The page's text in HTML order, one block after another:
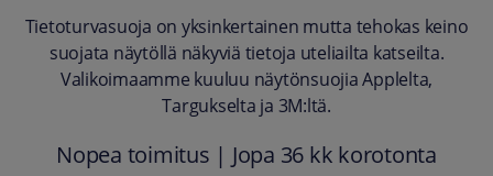
Tietoturvasuoja on yksinkertainen mutta tehokas keino
suojata näytöllä näkyviä tietoja uteliailta katseilta.
Valikoimaamme kuuluu näytönsuojia Applelta,
Targukselta ja 3M:ltä.
Nopea toimitus | Jopa 36 kk korotonta